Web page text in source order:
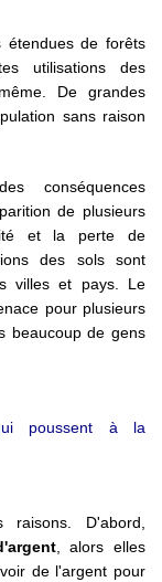
étendues de forêts
utilisations des
De grandes
sans raison
conséquences
de plusieurs
et la perte de
des sols sont
villes et pays. Le
pour plusieurs
beaucoup de gens
poussent à la
raisons. D'abord,
, alors elles
de l'argent pour